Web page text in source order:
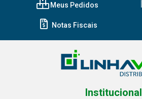
Meus Pedidos
Notas Fiscais
Institucional